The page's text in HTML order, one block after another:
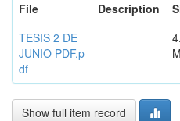
File
Description
TESIS 2 DE
JUNIO PDF.p
df
Show full item record